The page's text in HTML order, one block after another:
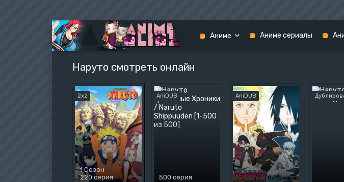
Наруто смотреть онлайн
2x2
1 Сезон
220 серия
AniDUB
500 серия
AniDUB
Аниме
Аниме 2020
Боевые искусства
Детектив
Сёнэн-ай
Аниме сериалы